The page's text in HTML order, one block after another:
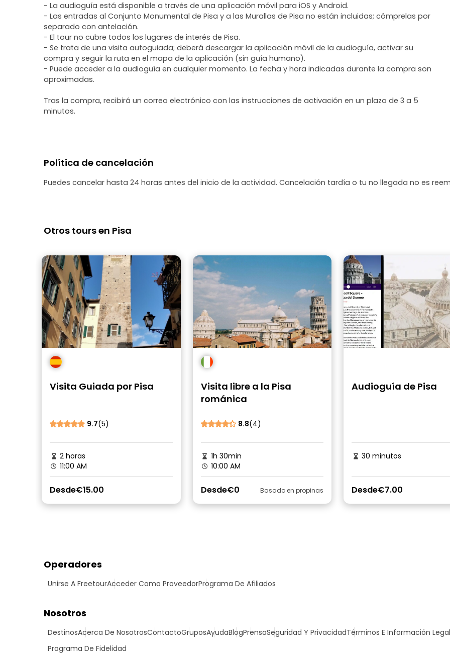
- La audioguía está disponible a través de una aplicación móvil para iOS y Android.
- Las entradas al Conjunto Monumental de Pisa y a las Murallas de Pisa no están incluidas; cómprelas por
separado con antelación.
- El tour no cubre todos los lugares de interés de Pisa.
- Se trata de una visita autoguiada; deberá descargar la aplicación móvil de la audioguía, activar su
compra y seguir la ruta en el mapa de la aplicación (sin guía humano).
- Puede acceder a la audioguía en cualquier momento. La fecha y hora indicadas durante la compra son
aproximadas.
Tras la compra, recibirá un correo electrónico con las instrucciones de activación en un plazo de 3 a 5
minutos.
Política de cancelación
Puedes cancelar hasta 24 horas antes del inicio de la actividad. Cancelación tardía o tu no llegada no es
Otros tours en Pisa
Visita Guiada por Pisa
9.7(5)
2 horas
11:00 AM
Desde€15.00
Visita libre a la Pisa
románica
8.8(4)
1h 30min
10:00 AM
Desde€0 Basado en propinas
Audioguía de Pisa
30 minutos
Desde€7.00
Operadores
Unirse A FreetourAcceder Como ProveedorPrograma De Afiliados
Nosotros
DestinosAcerca De NosotrosContactoGruposAyudaBlogPrensaSeguridad Y PrivacidadTérminos E Información Legal
Programa De Fidelidad